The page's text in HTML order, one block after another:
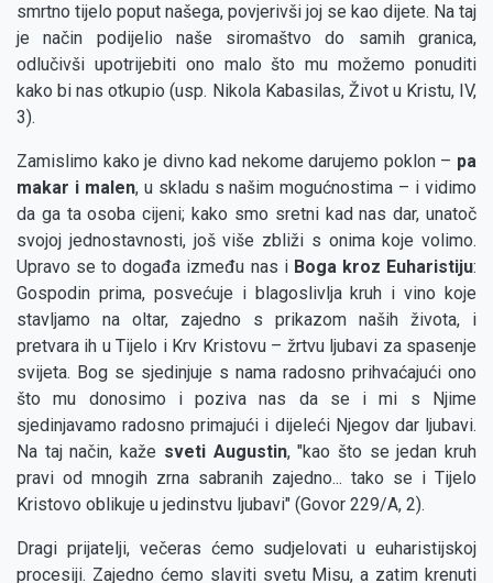
smrtno tijelo poput našega, povjerivši joj se kao dijete. Na taj
je način podijelio naše siromaštvo do samih granica,
odlučivši upotrijebiti ono malo što mu možemo ponuditi
kako bi nas otkupio (usp. Nikola Kabasilas, Život u Kristu, IV,
3).
Zamislimo kako je divno kad nekome darujemo poklon – pa
makar i malen, u skladu s našim mogućnostima – i vidimo
da ga ta osoba cijeni; kako smo sretni kad nas dar, unatoč
svojoj jednostavnosti, još više zbliži s onima koje volimo.
Upravo se to događa između nas i Boga kroz Euharistiju:
Gospodin prima, posvećuje i blagoslivlja kruh i vino koje
stavljamo na oltar, zajedno s prikazom naših života, i
pretvara ih u Tijelo i Krv Kristovu – žrtvu ljubavi za spasenje
svijeta. Bog se sjedinjuje s nama radosno prihvaćajući ono
što mu donosimo i poziva nas da se i mi s Njime
sjedinjavamo radosno primajući i dijeleći Njegov dar ljubavi.
Na taj način, kaže sveti Augustin, "kao što se jedan kruh
pravi od mnogih zrna sabranih zajedno... tako se i Tijelo
Kristovo oblikuje u jedinstvu ljubavi" (Govor 229/A, 2).
Dragi prijatelji, večeras ćemo sudjelovati u euharistijskoj
procesiji. Zajedno ćemo slaviti svetu Misu, a zatim krenuti